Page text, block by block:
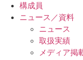
構成員
ニュース／資料
ニュース
取扱実績
メディア掲